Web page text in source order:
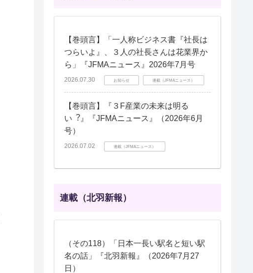
【巻頭言】「一人称ビジネス書『社長は
つらいよ』、３人の社長さんは花業界か
ら」『JFMAニュース』2026年7月号
2026.07.30 お知らせ 連載（JFMAニュース）
【巻頭言】『３F産業の未来は明る
い︖』『JFMAニュース』（2026年6月
号）
2026.07.02 連載（JFMAニュース）
連載（北羽新報）
（その118）「日本一長い駅名と短い駅
名の話」『北羽新報』（2026年7月27
日）